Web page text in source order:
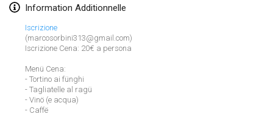
Maintenu par
Information Additionnelle
Iscrizione
(marcosorbini313@gmail.com)
Iscrizione Cena: 20€ a persona
Menü Cena:
- Tortino ai fünghi
- Tagliatelle al ragü
- Vinö (e acqua)
- Caffë
Halové MČR Trojnásobný - Czech Indoor Triple
10 avr. 2021|République tchèque
Doublette du Molkkamis
24 avr. 2021
ANNULÉ
Individuel du Molkkamis
Montrant150 tournois